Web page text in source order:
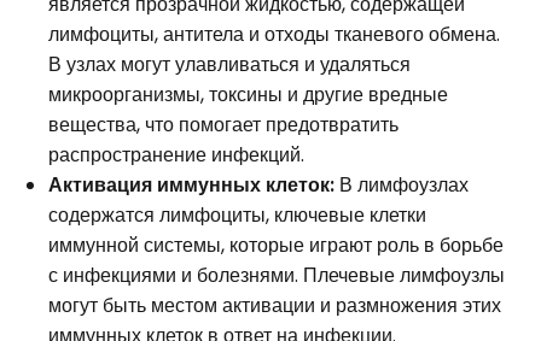
лимфоциты, антитела и отходы тканевого обмена.
В узлах могут улавливаться и удаляться
микроорганизмы, токсины и другие вредные
вещества, что помогает предотвратить
распространение инфекций.
Активация иммунных клеток: В лимфоузлах
содержатся лимфоциты, ключевые клетки
иммунной системы, которые играют роль в борьбе
с инфекциями и болезнями. Плечевые лимфоузлы
могут быть местом активации и размножения этих